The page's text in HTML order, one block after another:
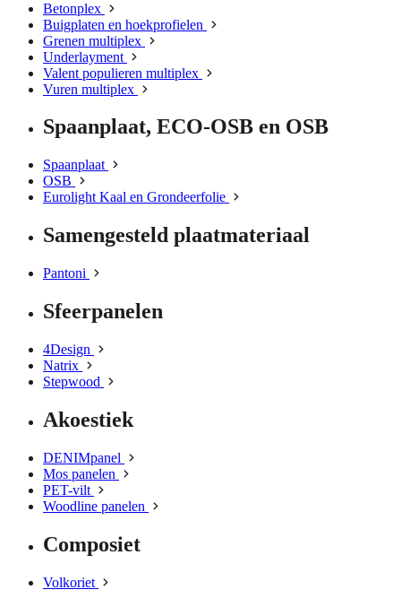
Betonplex
Buigplaten en hoekprofielen
Grenen multiplex
Underlayment
Valent populieren multiplex
Vuren multiplex
Spaanplaat, ECO-OSB en OSB
Spaanplaat
OSB
Eurolight Kaal en Grondeerfolie
Samengesteld plaatmateriaal
Pantoni
Sfeerpanelen
4Design
Natrix
Stepwood
Akoestiek
DENIMpanel
Mos panelen
PET-vilt
Woodline panelen
Composiet
Volkoriet